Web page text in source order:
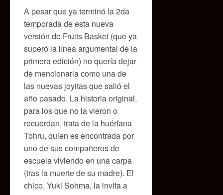
A pesar que ya terminó la 2da
temporada de esta nueva
versión de Fruits Basket (que ya
superó la línea argumental de la
primera edición) no quería dejar
de mencionarla como una de
las nuevas joyitas que salió el
año pasado. La historia original,
para los que no la vieron o
recuerdan, trata de la huérfana
Tohru, quien es encontrada por
uno de sus compañeros de
escuela viviendo en una carpa
(tras la muerte de su madre). El
chico, Yuki Sohma, la invita a